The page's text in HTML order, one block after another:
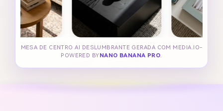
MESA DE CENTRO AI DESLUMBRANTE GERADA COM MEDIA.IO-
POWERED BY NANO BANANA PRO.